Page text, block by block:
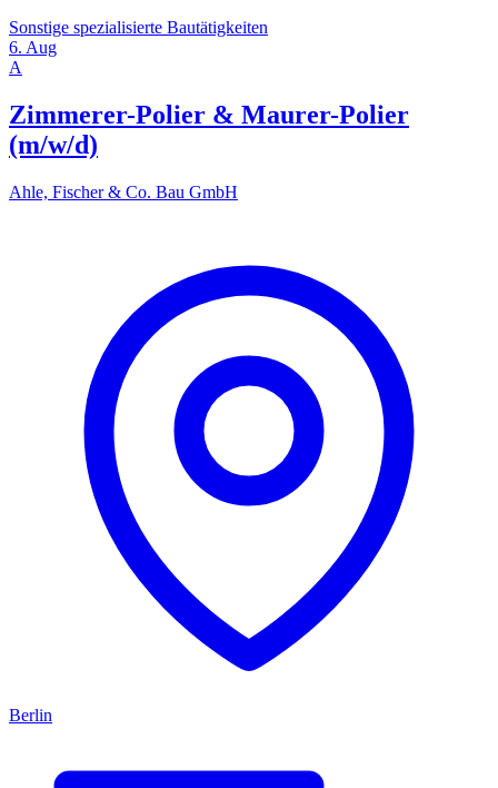
Sonstige spezialisierte Bautätigkeiten
6. Aug
A
Zimmerer-Polier & Maurer-Polier
(m/w/d)
Ahle, Fischer & Co. Bau GmbH
Berlin